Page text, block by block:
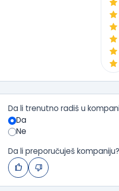
Da li trenutno radiš u
Da
Ne
Da li preporučuješ kompaniju?